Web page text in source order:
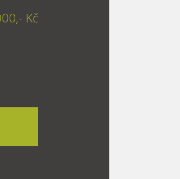
Kč